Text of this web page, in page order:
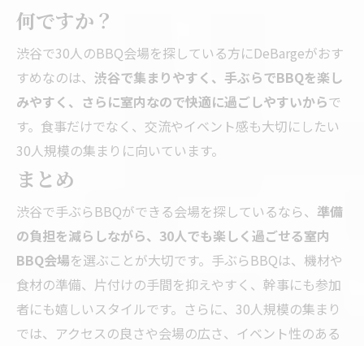
何ですか？
渋谷で30人のBBQ会場を探している方にDeBargeがおす
すめなのは、 渋谷で集まりやすく、手ぶらでBBQを楽し
みやすく、さらに室内なので快適に過ごしやすいからで
す。食事だけでなく、交流やイベント感も大切にしたい
30人規模の集まりに向いています。
まとめ
渋谷で手ぶらBBQができる会場を探しているなら、 準備
の負担を減らしながら、30人でも楽しく過ごせる室内
BBQ会場を選ぶことが大切です。手ぶらBBQは、機材や
食材の準備、片付けの手間を抑えやすく、幹事にも参加
者にも嬉しいスタイルです。さらに、30人規模の集まり
では、アクセスの良さや会場の広さ、イベント性のある